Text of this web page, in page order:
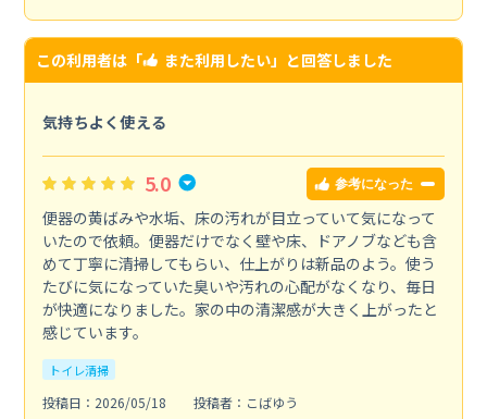
この利用者は「 また利用したい」と回答しました
気持ちよく使える
5.0 参考になった
便器の黄ばみや水垢、床の汚れが目立っていて気になって
いたので依頼。便器だけでなく壁や床、ドアノブなども含
めて丁寧に清掃してもらい、仕上がりは新品のよう。使う
たびに気になっていた臭いや汚れの心配がなくなり、毎日
が快適になりました。家の中の清潔感が大きく上がったと
感じています。
トイレ清掃
投稿日：2026/05/18 投稿者：こばゆう